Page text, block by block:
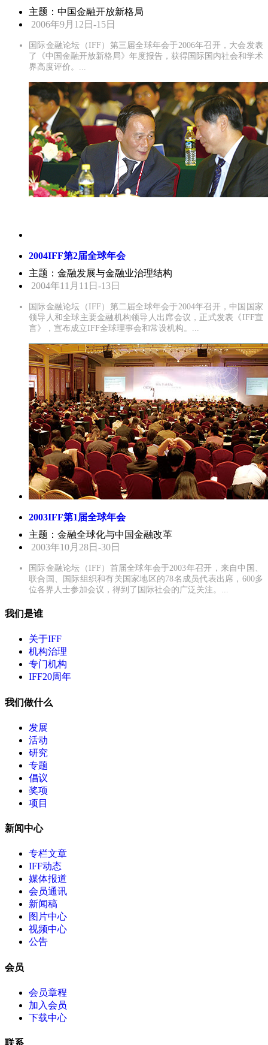
主题：中国金融开放新格局
2006年9月12日-15日
国际金融论坛（IFF）第三届全球年会于2006年召开，大会发表
了《中国金融开放新格局》年度报告，获得国际国内社会和学术
界高度评价。...
2004IFF第2届全球年会
主题：金融发展与金融业治理结构
2004年11月11日-13日
国际金融论坛（IFF）第二届全球年会于2004年召开，中国国家
领导人和全球主要金融机构领导人出席会议，正式发表《IFF宣
言》，宣布成立IFF全球理事会和常设机构。...
2003IFF第1届全球年会
主题：金融全球化与中国金融改革
2003年10月28日-30日
国际金融论坛（IFF）首届全球年会于2003年召开，来自中国、
联合国、国际组织和有关国家地区的78名成员代表出席，600多
位各界人士参加会议，得到了国际社会的广泛关注。...
我们是谁
关于IFF
机构治理
专门机构
IFF20周年
我们做什么
发展
活动
研究
专题
倡议
奖项
项目
新闻中心
专栏文章
IFF动态
媒体报道
会员通讯
新闻稿
图片中心
视频中心
公告
会员
会员章程
加入会员
下载中心
联系